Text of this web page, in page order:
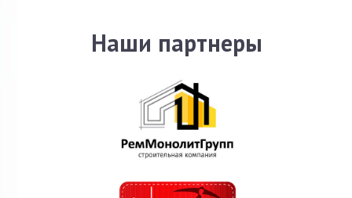
Наши партнеры